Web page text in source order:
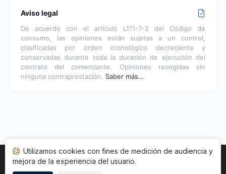
Aviso legal
De acuerdo con el artículo L111-7-2 del Código de
consumo, las opiniones están sujetas a un control,
clasificadas por orden cronológico decreciente y
conservadas durante toda la duración de ejecución del
contrato del comerciante. Opiniones recogidas sin
ninguna contraprestación. Saber más…
Inicio Estado opiniones Categorías
Utilizamos cookies con fines de medición de audiencia y
mejora de la experiencia del usuario.